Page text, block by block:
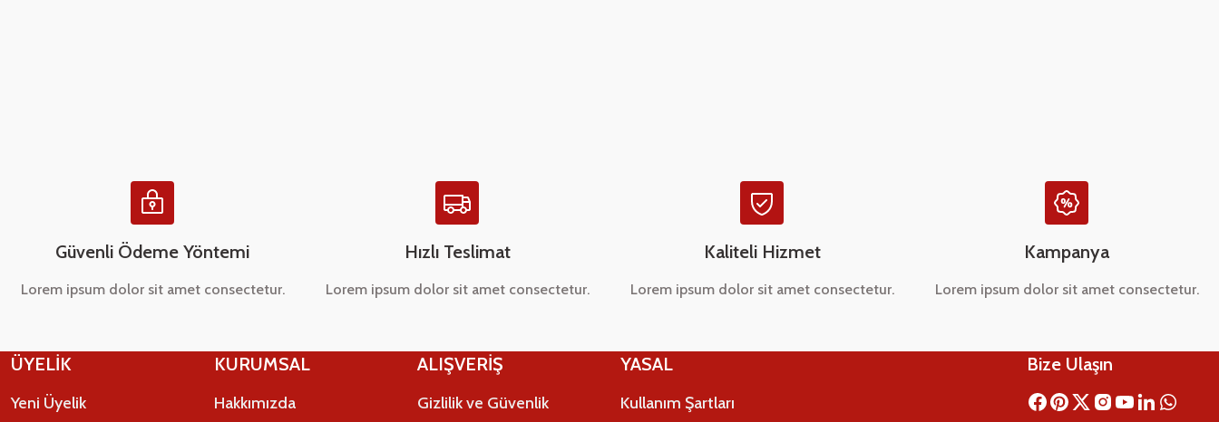
Bu ürüne benzer farklı alternatifler olmalı.
Güvenli Ödeme Yöntemi
Lorem ipsum dolor sit amet consectetur.
Hızlı Teslimat
Lorem ipsum dolor sit amet consectetur.
Kaliteli Hizmet
Lorem ipsum dolor sit amet consectetur.
Kampanya
Lorem ipsum dolor sit amet consectetur.
ÜYELİK
Yeni Üyelik
KURUMSAL
Hakkımızda
ALIŞVERİŞ
Gizlilik ve Güvenlik
YASAL
Kullanım Şartları
Bize Ulaşın